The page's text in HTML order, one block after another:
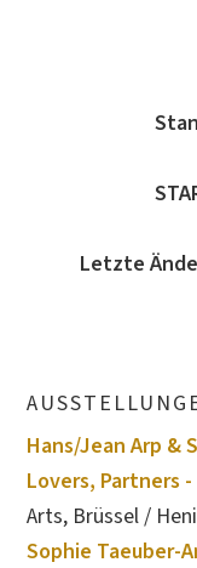
Letzte
Hans/Jean Arp &
Lovers, Partners -
Arts, Brüssel /
Sophie Taeuber-